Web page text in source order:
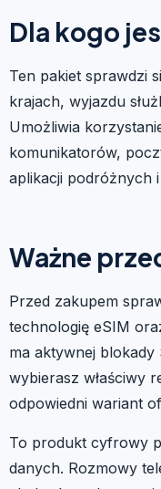
Dla kogo
Ten pakiet sprawdzi
krajach, wyjazdu
Umożliwia
komunikatorów,
aplikacji podróżnych
Ważne
Przed zakupem
technologię eSIM
ma aktywnej
wybierasz właściwy
odpowiedni wariant
To produkt cyfrowy
danych. Rozmowy